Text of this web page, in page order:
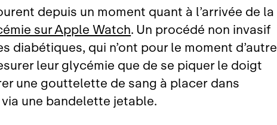
depuis un moment quant à l’arrivée de la
sur Apple Watch. Un procédé non invasif
diabétiques, qui n’ont pour le moment d’autre
leur glycémie que de se piquer le doigt
une gouttelette de sang à placer dans
une bandelette jetable.